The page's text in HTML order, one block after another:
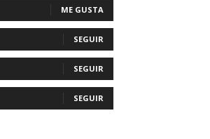
ME GUSTA
SEGUIR
SEGUIR
SEGUIR